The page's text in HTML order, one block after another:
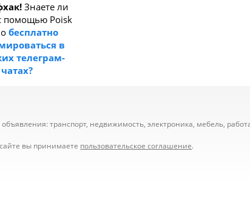
Знаете ли
помощью Poisk
бесплатно
в
телеграм-
чатах?
транспорт, недвижимость, электроника, мебель,
вы принимаете пользовательское соглашение.